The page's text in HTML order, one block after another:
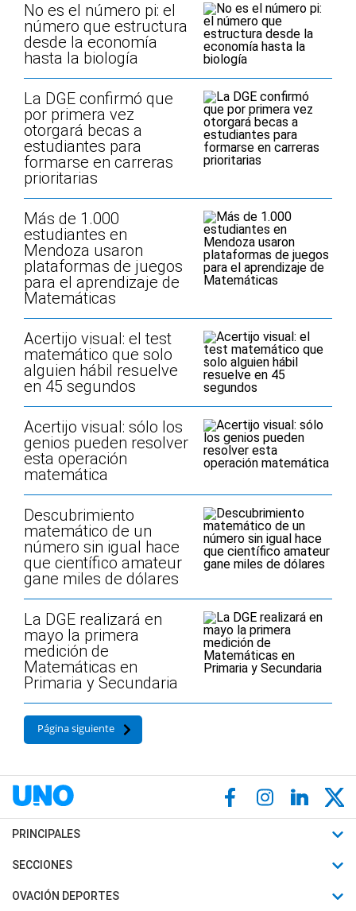
No es el número pi: el
número que estructura
desde la economía
hasta la biología
La DGE confirmó que
por primera vez
otorgará becas a
estudiantes para
formarse en carreras
prioritarias
Más de 1.000
estudiantes en
Mendoza usaron
plataformas de juegos
para el aprendizaje de
Matemáticas
Acertijo visual: el test
matemático que solo
alguien hábil resuelve
en 45 segundos
Acertijo visual: sólo los
genios pueden resolver
esta operación
matemática
Descubrimiento
matemático de un
número sin igual hace
que científico amateur
gane miles de dólares
La DGE realizará en
mayo la primera
medición de
Matemáticas en
Primaria y Secundaria
Página siguiente
PRINCIPALES
Últimas Noticias
Política
SECCIONES
Horóscopo
OVACIÓN DEPORTES